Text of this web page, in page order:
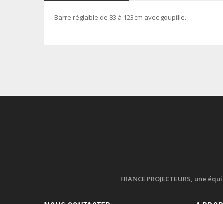
Barre réglable de 83 à 123cm avec goupille.
FRANCE PROJECTEURS, une